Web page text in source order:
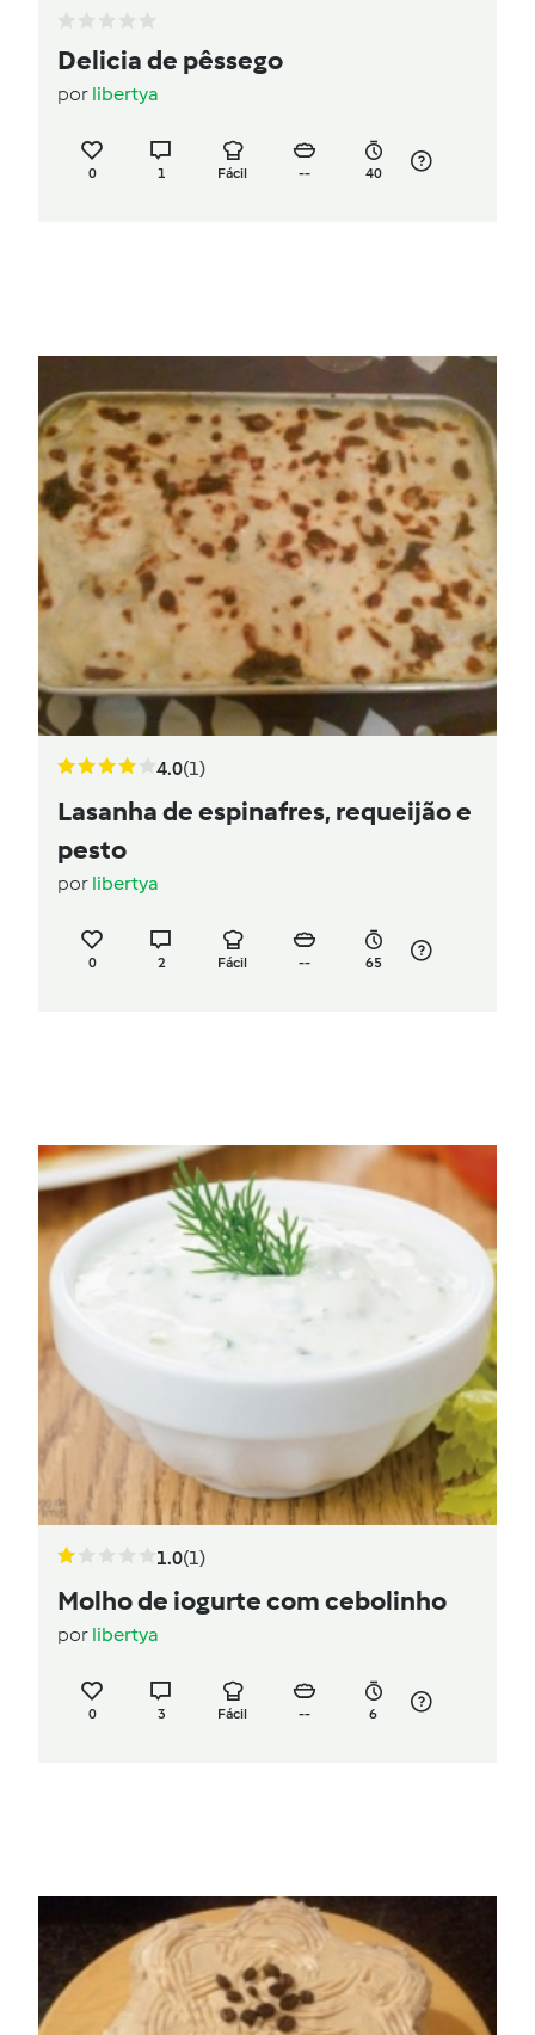
Delicia de pêssego
por libertya
0 1 Fácil -- 40
4.0(1)
Lasanha de espinafres, requeijão e
pesto
por libertya
0 2 Fácil -- 65
1.0(1)
Molho de iogurte com cebolinho
por libertya
0 3 Fácil -- 6